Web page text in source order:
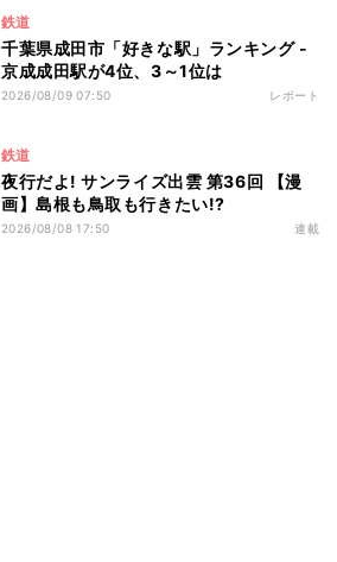
鉄道
千葉県成田市「好きな駅」ランキング -
京成成田駅が4位、3～1位は
2026/08/09 07:50 レポート
鉄道
夜行だよ! サンライズ出雲 第36回 【漫
画】島根も鳥取も行きたい!?
2026/08/08 17:50 連載